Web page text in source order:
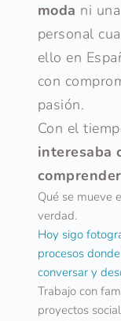
moda ni
personal
ello en
con
pasión.
Con el
interesaba
Qué se mueve
verdad.
Hoy sigo
procesos
conversar y
Trabajo con
proyectos